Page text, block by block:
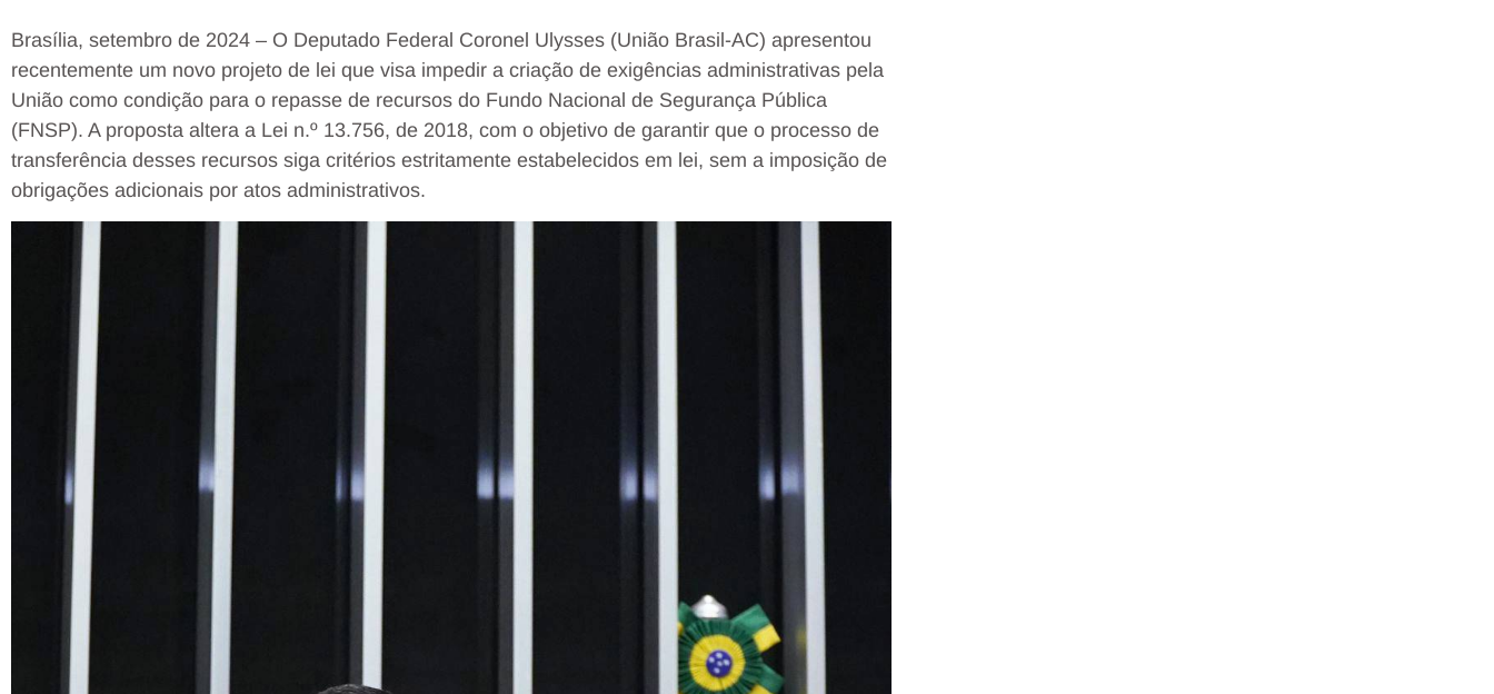
Brasília, setembro de 2024 – O Deputado Federal Coronel Ulysses (União Brasil-AC) apresentou
recentemente um novo projeto de lei que visa impedir a criação de exigências administrativas pela
União como condição para o repasse de recursos do Fundo Nacional de Segurança Pública
(FNSP). A proposta altera a Lei n.º 13.756, de 2018, com o objetivo de garantir que o processo de
transferência desses recursos siga critérios estritamente estabelecidos em lei, sem a imposição de
obrigações adicionais por atos administrativos.